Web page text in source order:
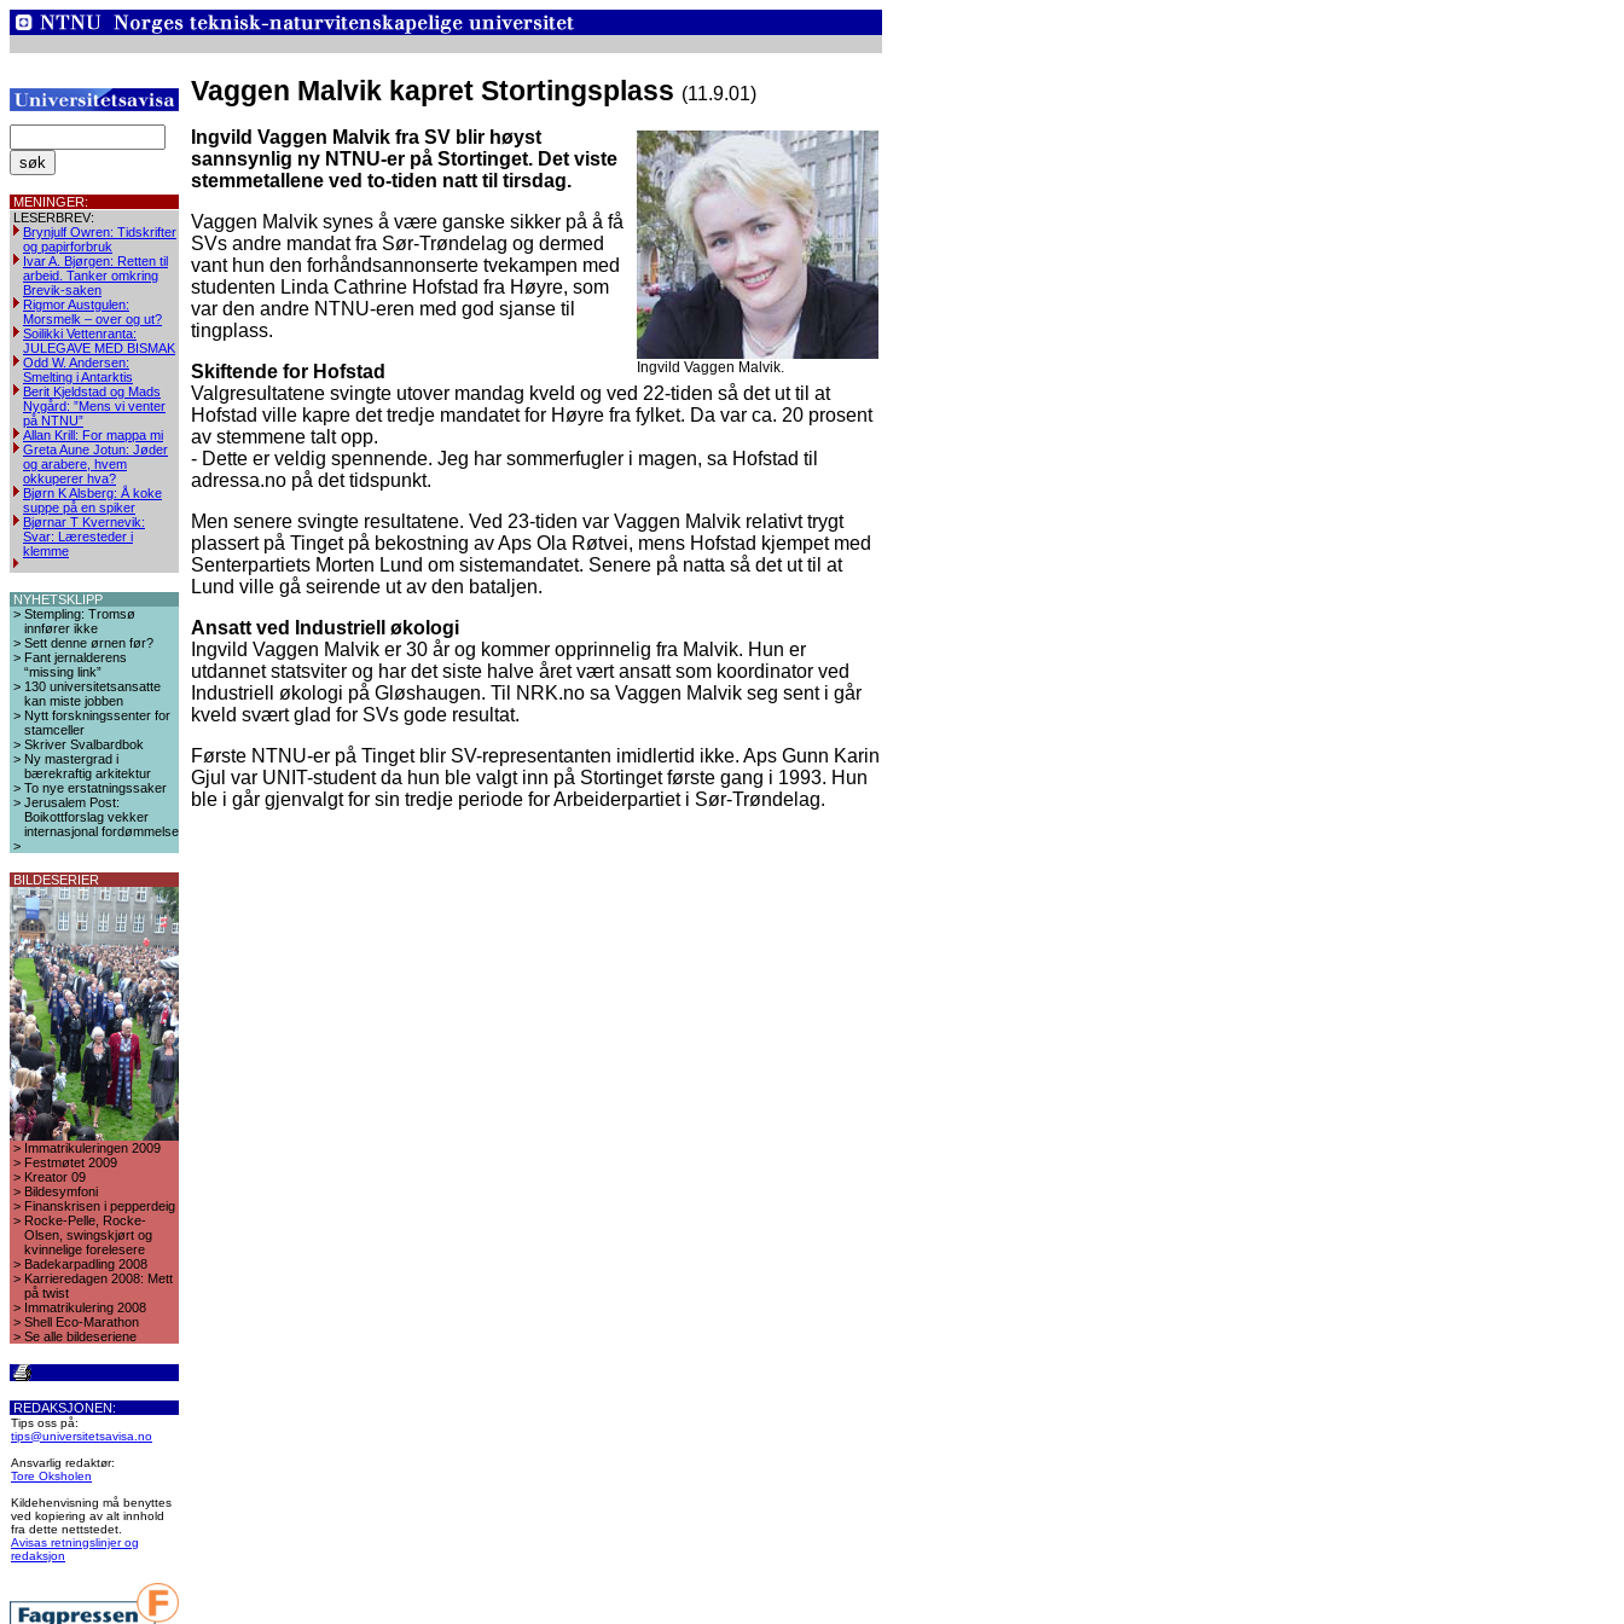
MENINGER:
LESERBREV:
Brynjulf Owren: Tidskrifter
og papirforbruk
Ivar A. Bjørgen: Retten til
arbeid. Tanker omkring
Brevik-saken
Rigmor Austgulen:
Morsmelk – over og ut?
Soilikki Vettenranta:
JULEGAVE MED BISMAK
Odd W. Andersen:
Smelting i Antarktis
Berit Kjeldstad og Mads
Nygård: ”Mens vi venter
på NTNU”
Allan Krill: For mappa mi
Greta Aune Jotun: Jøder
og arabere, hvem
okkuperer hva?
Bjørn K Alsberg: Å koke
suppe på en spiker
Bjørnar T Kvernevik:
Svar: Læresteder i
klemme
NYHETSKLIPP
> Stempling: Tromsø
innfører ikke
> Sett denne ørnen før?
> Fant jernalderens
“missing link”
> 130 universitetsansatte
kan miste jobben
> Nytt forskningssenter for
stamceller
> Skriver Svalbardbok
> Ny mastergrad i
bærekraftig arkitektur
> To nye erstatningssaker
> Jerusalem Post:
Boikottforslag vekker
internasjonal fordømmelse
>
BILDESERIER
> Immatrikuleringen 2009
> Festmøtet 2009
> Kreator 09
> Bildesymfoni
> Finanskrisen i pepperdeig
> Rocke-Pelle, Rocke-
Olsen, swingskjørt og
kvinnelige forelesere
> Badekarpadling 2008
> Karrieredagen 2008: Mett
på twist
> Immatrikulering 2008
> Shell Eco-Marathon
> Se alle bildeseriene
REDAKSJONEN:
Tips oss på:
tips@universitetsavisa.no
Ansvarlig redaktør:
Tore Oksholen
Kildehenvisning må benyttes
ved kopiering av alt innhold
fra dette nettstedet.
Avisas retningslinjer og
redaksjon
Vaggen Malvik kapret Stortingsplass (11.9.01)
Ingvild Vaggen Malvik.
Ingvild Vaggen Malvik fra SV blir høyst
sannsynlig ny NTNU-er på Stortinget. Det viste
stemmetallene ved to-tiden natt til tirsdag.
Vaggen Malvik synes å være ganske sikker på å få
SVs andre mandat fra Sør-Trøndelag og dermed
vant hun den forhåndsannonserte tvekampen med
studenten Linda Cathrine Hofstad fra Høyre, som
var den andre NTNU-eren med god sjanse til
tingplass.
Skiftende for Hofstad
Valgresultatene svingte utover mandag kveld og ved 22-tiden så det ut til at
Hofstad ville kapre det tredje mandatet for Høyre fra fylket. Da var ca. 20 prosent
av stemmene talt opp.
- Dette er veldig spennende. Jeg har sommerfugler i magen, sa Hofstad til
adressa.no på det tidspunkt.
Men senere svingte resultatene. Ved 23-tiden var Vaggen Malvik relativt trygt
plassert på Tinget på bekostning av Aps Ola Røtvei, mens Hofstad kjempet med
Senterpartiets Morten Lund om sistemandatet. Senere på natta så det ut til at
Lund ville gå seirende ut av den bataljen.
Ansatt ved Industriell økologi
Ingvild Vaggen Malvik er 30 år og kommer opprinnelig fra Malvik. Hun er
utdannet statsviter og har det siste halve året vært ansatt som koordinator ved
Industriell økologi på Gløshaugen. Til NRK.no sa Vaggen Malvik seg sent i går
kveld svært glad for SVs gode resultat.
Første NTNU-er på Tinget blir SV-representanten imidlertid ikke. Aps Gunn Karin
Gjul var UNIT-student da hun ble valgt inn på Stortinget første gang i 1993. Hun
ble i går gjenvalgt for sin tredje periode for Arbeiderpartiet i Sør-Trøndelag.